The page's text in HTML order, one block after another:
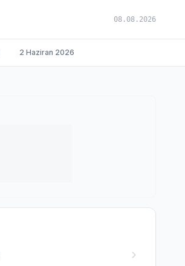
08.08.2026
2 Haziran 2026